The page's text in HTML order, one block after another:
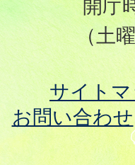
開庁
（土
サイト
お問い合わせ